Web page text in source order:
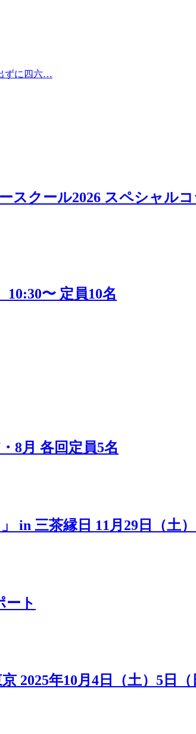
ずに四六…
スクール2026 スペシャル
〜 定員10名
8月 各回定員5名
in 三茶縁日 11月29日（土）
ート
2025年10月4日（土）5日